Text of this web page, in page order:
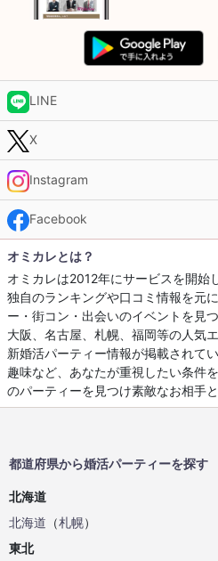
LINE
X
Instagram
Facebook
オミカレとは？
オミカレは2012年にサービスを開始
独自のランキングや口コミ情報を元
ー・街コン・出会いのイベントを見
大阪、名古屋、札幌、福岡等の人気
新婚活パーティー情報が掲載されて
趣味など、あなたが重視したい条件
のパーティーを見つけ素敵なお相手
都道府県から婚活パーティーを探す
北海道
北海道 （札幌）
東北